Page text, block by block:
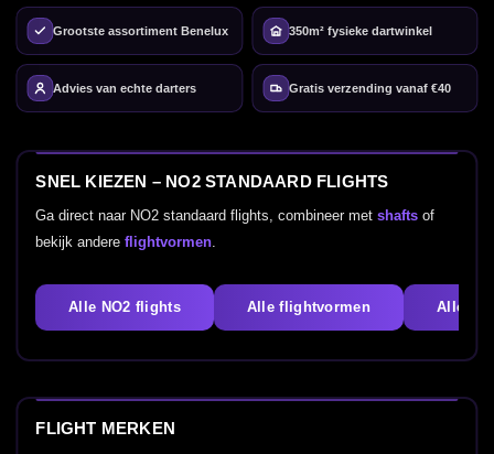
Grootste assortiment Benelux 350m² fysieke dartwinkel
Advies van echte darters Gratis verzending vanaf €40
SNEL KIEZEN – NO2 STANDAARD FLIGHTS
Ga direct naar NO2 standaard flights, combineer metshafts of
bekijk andereflightvormen.
Alle NO2 flights Alle flightvormen Alle
FLIGHT MERKEN